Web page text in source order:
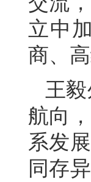
立中
商、
王
航向
系发
同存